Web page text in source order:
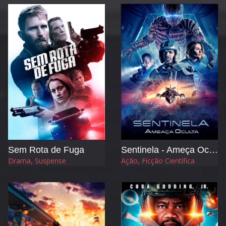
Sem Rota de Fuga
Drama, Suspense
Sentinela - Ameça Oculta
Ação, Ficção Científica